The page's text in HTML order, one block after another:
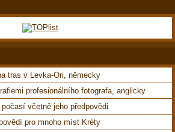
tras v Levka-Ori, německy
profesionálního fotografa, anglicky
včetně jeho předpovědi
pro mnoho míst Kréty